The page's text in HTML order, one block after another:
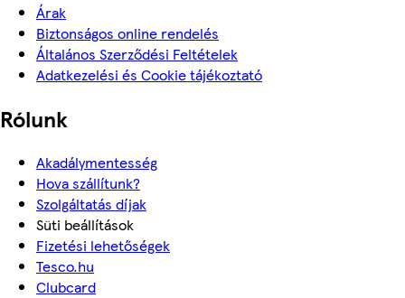
Árak
Biztonságos online rendelés
Általános Szerződési Feltételek
Adatkezelési és Cookie tájékoztató
Rólunk
Akadálymentesség
Hova szállítunk?
Szolgáltatás díjak
Süti beállítások
Fizetési lehetőségek
Tesco.hu
Clubcard